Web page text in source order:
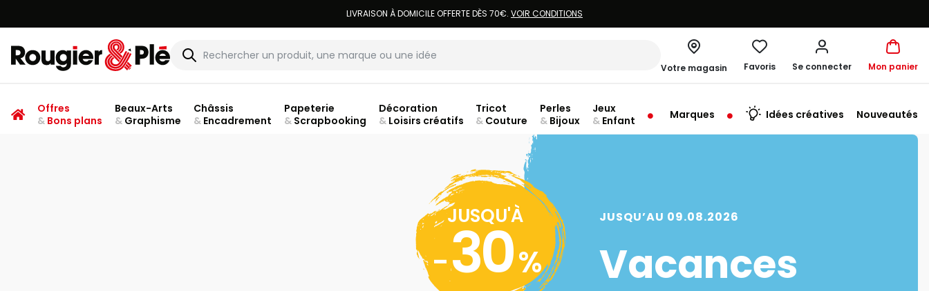
LIVRAISON À DOMICILE OFFERTE DÈS 70€. VOIR CONDITIONS
Rougier & Plé
Votre magasin
ouvert à 10:00
Favoris Se connecter Mon panier
Offres
&Bons plans
Beaux-Arts
&Graphisme
Châssis
&Encadrement
Papeterie
&Scrapbooking
Décoration
&Loisirs créatifs
Tricot
& Couture
Perles
& Bijoux
Jeux
& Enfant Marques Idées créatives Nouveautés
JUSQU'À
-30%
JUSQU’AU 09.08.2026
Vacances